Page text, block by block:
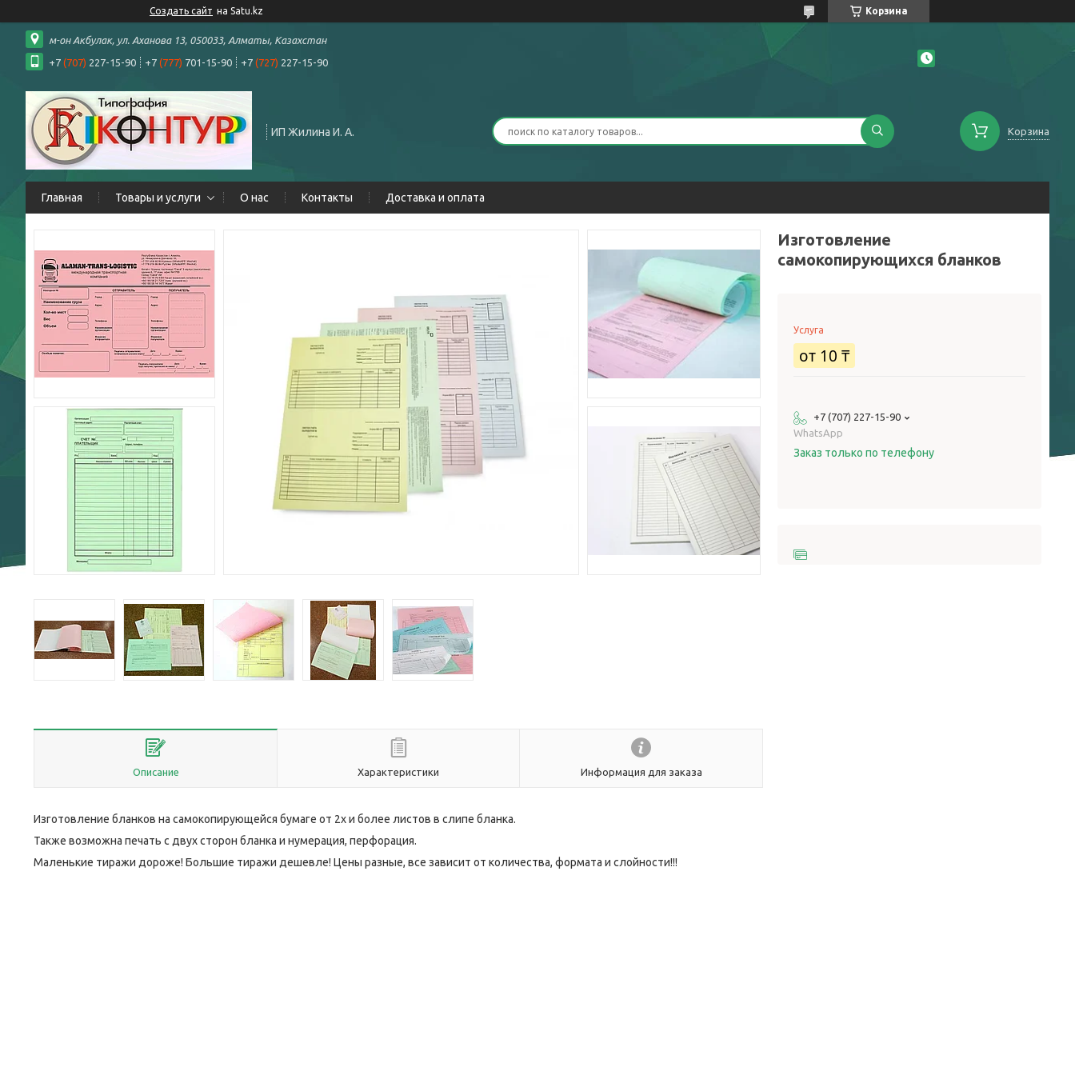
Создать сайт на Satu.kz Корзина
м-он Акбулак, ул. Аханова 13, 050033, Алматы, Казахстан
+7 (707) 227-15-90 +7 (777) 701-15-90 +7 (727) 227-15-90
ИП Жилина И. А. Корзина
Главная Товары и услуги О нас Контакты Доставка и оплата
Описание Характеристики Информация для заказа
Изготовление бланков на самокопирующейся бумаге от 2х и более листов в слипе бланка.
Также возможна печать с двух сторон бланка и нумерация, перфорация.
Маленькие тиражи дороже! Большие тиражи дешевле! Цены разные, все зависит от количества, формата и слойности!!!
Изготовление
самокопирующихся бланков
Услуга
от 10 ₸
+7 (707) 227-15-90
WhatsApp
Заказ только по телефону